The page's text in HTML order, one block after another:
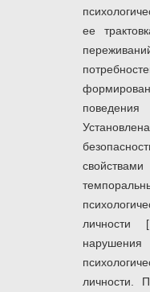
ее
личности
личности.